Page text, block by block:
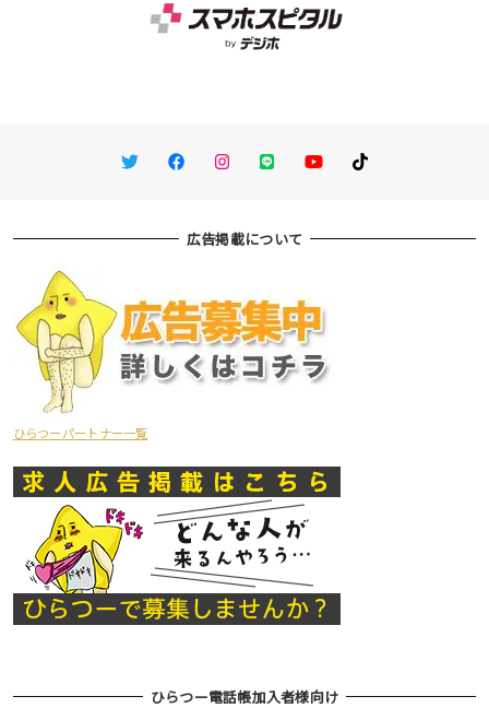
TwitterFacebookInstagram
LINE You TubeTikTok
広告掲載について
ひらつーパートナー一覧
ひらつー電話帳加入者様向け